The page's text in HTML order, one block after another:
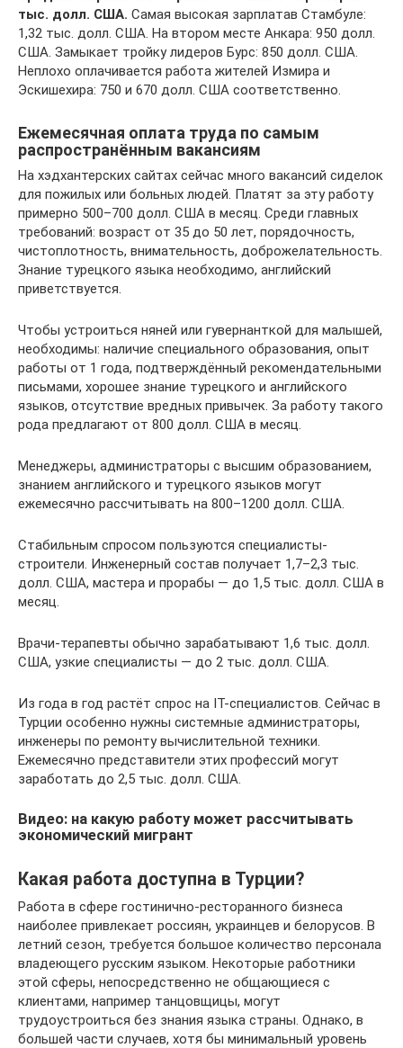
тыс. долл. США. Самая высокая зарплатав Стамбуле:
1,32 тыс. долл. США. На втором месте Анкара: 950 долл.
США. Замыкает тройку лидеров Бурс: 850 долл. США.
Неплохо оплачивается работа жителей Измира и
Эскишехира: 750 и 670 долл. США соответственно.
Ежемесячная оплата труда по самым
распространённым вакансиям
На хэдхантерских сайтах сейчас много вакансий сиделок
для пожилых или больных людей. Платят за эту работу
примерно 500–700 долл. США в месяц. Среди главных
требований: возраст от 35 до 50 лет, порядочность,
чистоплотность, внимательность, доброжелательность.
Знание турецкого языка необходимо, английский
приветствуется.
Чтобы устроиться няней или гувернанткой для малышей,
необходимы: наличие специального образования, опыт
работы от 1 года, подтверждённый рекомендательными
письмами, хорошее знание турецкого и английского
языков, отсутствие вредных привычек. За работу такого
рода предлагают от 800 долл. США в месяц.
Менеджеры, администраторы с высшим образованием,
знанием английского и турецкого языков могут
ежемесячно рассчитывать на 800–1200 долл. США.
Стабильным спросом пользуются специалисты-
строители. Инженерный состав получает 1,7–2,3 тыс.
долл. США, мастера и прорабы — до 1,5 тыс. долл. США в
месяц.
Врачи-терапевты обычно зарабатывают 1,6 тыс. долл.
США, узкие специалисты — до 2 тыс. долл. США.
Из года в год растёт спрос на IT-специалистов. Сейчас в
Турции особенно нужны системные администраторы,
инженеры по ремонту вычислительной техники.
Ежемесячно представители этих профессий могут
заработать до 2,5 тыс. долл. США.
Видео: на какую работу может рассчитывать
экономический мигрант
Какая работа доступна в Турции?
Работа в сфере гостинично-ресторанного бизнеса
наиболее привлекает россиян, украинцев и белорусов. В
летний сезон, требуется большое количество персонала
владеющего русским языком. Некоторые работники
этой сферы, непосредственно не общающиеся с
клиентами, например танцовщицы, могут
трудоустроиться без знания языка страны. Однако, в
большей части случаев, хотя бы минимальный уровень